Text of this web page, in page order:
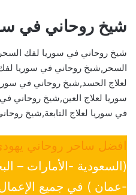
شيخ روحاني في
شيخ روحاني في سوريا لفك
السحر,شيخ روحاني في سوريا
لعلاج الحسد,شيخ روحاني في
سوريا لعلاج العين,شيخ روحاني
في سوريا لعلاج التابعة,شيخ
افضل ساحر روحاني
(السعودية -الأمارات –
-عمان ) في جميع